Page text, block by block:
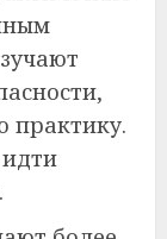
практику.